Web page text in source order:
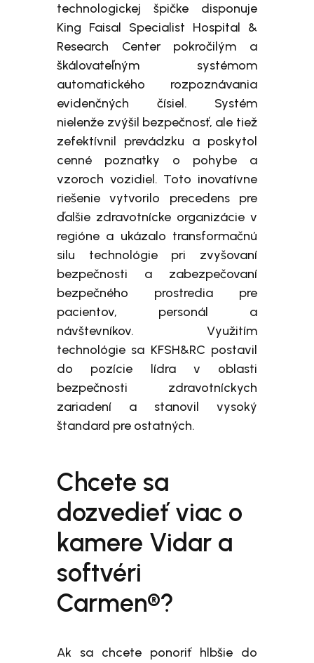
technologickej špičke disponuje
King Faisal Specialist Hospital &
Research Center pokročilým a
škálovateľným systémom
automatického rozpoznávania
evidenčných čísiel. Systém
nielenže zvýšil bezpečnosť, ale tiež
zefektívnil prevádzku a poskytol
cenné poznatky o pohybe a
vzoroch vozidiel. Toto inovatívne
riešenie vytvorilo precedens pre
ďalšie zdravotnícke organizácie v
regióne a ukázalo transformačnú
silu technológie pri zvyšovaní
bezpečnosti a zabezpečovaní
bezpečného prostredia pre
pacientov, personál a
návštevníkov. Využitím
technológie sa KFSH&RC postavil
do pozície lídra v oblasti
bezpečnosti zdravotníckych
zariadení a stanovil vysoký
štandard pre ostatných.
Chcete sa
dozvedieť viac o
kamere Vidar a
softvéri
Carmen®?
Ak sa chcete ponoriť hlbšie do